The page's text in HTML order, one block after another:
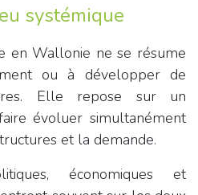
systémique
en Wallonie ne se résume
ou à développer de
Elle repose sur un
évoluer simultanément
et la demande.
économiques et